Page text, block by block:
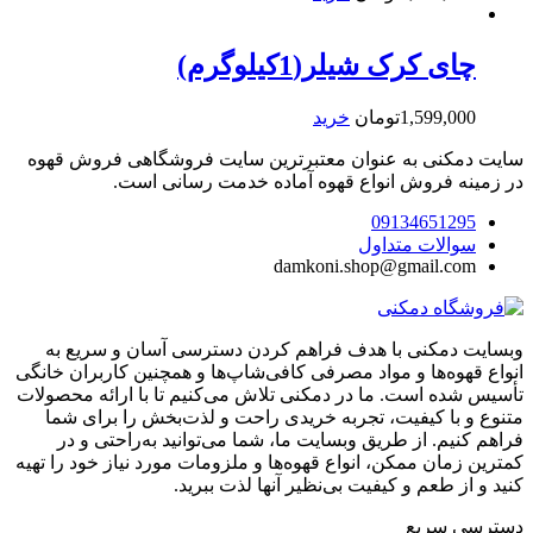
چای کرک شیلر(1کیلوگرم)
1,599,000تومان خرید
سایت دمکنی به عنوان معتبرترین سایت فروشگاهی فروش قهوه
در زمینه فروش انواع قهوه آماده خدمت رسانی است.
09134651295
سوالات متداول
damkoni.shop@gmail.com
وبسایت دمکنی با هدف فراهم کردن دسترسی آسان و سریع به
انواع قهوه‌ها و مواد مصرفی کافی‌شاپ‌ها و همچنین کاربران خانگی
تأسیس شده است. ما در دمکنی تلاش می‌کنیم تا با ارائه محصولات
متنوع و با کیفیت، تجربه خریدی راحت و لذت‌بخش را برای شما
فراهم کنیم. از طریق وبسایت ما، شما می‌توانید به‌راحتی و در
کمترین زمان ممکن، انواع قهوه‌ها و ملزومات مورد نیاز خود را تهیه
کنید و از طعم و کیفیت بی‌نظیر آنها لذت ببرید.
دسترسی سریع